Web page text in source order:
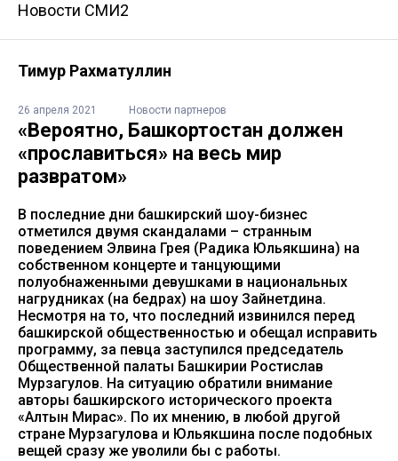
Новости СМИ2
Тимур Рахматуллин
26 апреля 2021 Новости партнеров
«Вероятно, Башкортостан должен
«прославиться» на весь мир
развратом»
В последние дни башкирский шоу-бизнес
отметился двумя скандалами – странным
поведением Элвина Грея (Радика Юльякшина) на
собственном концерте и танцующими
полуобнаженными девушками в национальных
нагрудниках (на бедрах) на шоу Зайнетдина.
Несмотря на то, что последний извинился перед
башкирской общественностью и обещал исправить
программу, за певца заступился председатель
Общественной палаты Башкирии Ростислав
Мурзагулов. На ситуацию обратили внимание
авторы башкирского исторического проекта
«Алтын Мирас». По их мнению, в любой другой
стране Мурзагулова и Юльякшина после подобных
вещей сразу же уволили бы с работы.